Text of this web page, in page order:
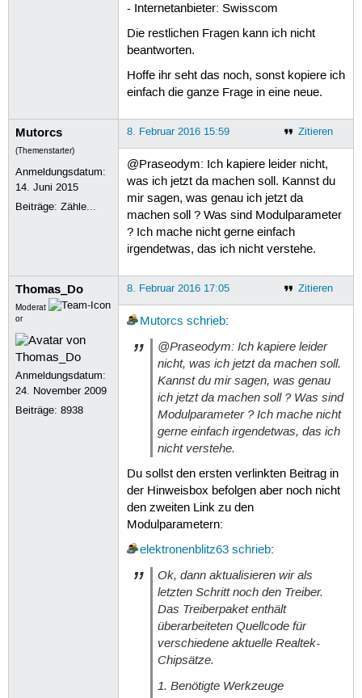
Einträge: 1   Ignoriert: 0
192.168.1.1 dev wlp3s0 lladdr
fe80::ea74:e6ff:fe04:f663 dev
ccm                    20480  1
uvcvideo               90112  0
videobuf2_vmalloc      16384  1
videobuf2_memops       16384  1
videobuf2_core         49152  1
v4l2_common            16384  1
media                  24576  2
sparse_keymap          16384  1
intel_rapl             20480  0
x86_pkg_temp_thermal    16384  0
intel_powerclamp       16384  0
coretemp               16384  0
snd_hda_codec_hdmi     49152  1
snd_hda_codec_realtek    86016  1
kvm                   512000  0
snd_hda_codec         135168  4
snd_hda_core           65536  5
snd_hwdep              16384  1
crc32_pclmul           16384  0
ghash_clmulni_intel    16384  0
snd_pcm               102400  4
arc4                   16384  2
aesni_intel           167936  2
aes_x86_64             20480  1
gf128mul               16384  1 lrw
snd_seq_midi           16384  0
glue_helper            16384  1
snd_seq_midi_event     16384  1
ablk_helper            16384  1
cryptd                 20480  3
rtl8723be              86016  0
snd_seq                69632  2
btcoexist              53248  1
rtl8723_common         24576  1
snd_seq_device         16384  3
rtl_pci                28672  1
snd_timer              32768  2
rtlwifi                77824  2
btusb                  45056  0
- Internetanbieter: Swisscom
Die restlichen Fragen kann ich nicht
beantworten.
Hoffe ihr seht das noch, sonst kopiere ich
einfach die ganze Frage in eine neue.
Mutorcs
(Themenstarter)
Anmeldungsdatum:
14. Juni 2015
Beiträge:Zähle...
Zitieren
8. Februar 2016 15:59
@Praseodym: Ich kapiere leider nicht,
was ich jetzt da machen soll. Kannst du
mir sagen, was genau ich jetzt da
machen soll ? Was sind Modulparameter
? Ich mache nicht gerne einfach
irgendetwas, das ich nicht verstehe.
Thomas_Do
Moderat
or
Anmeldungsdatum:
24. November 2009
Beiträge:8938
Zitieren
8. Februar 2016 17:05
Mutorcs schrieb:
@Praseodym: Ich kapiere leider
nicht, was ich jetzt da machen soll.
Kannst du mir sagen, was genau
ich jetzt da machen soll ? Was sind
Modulparameter ? Ich mache nicht
gerne einfach irgendetwas, das ich
nicht verstehe.
Du sollst den ersten verlinkten Beitrag in
der Hinweisbox befolgen aber noch nicht
den zweiten Link zu den
Modulparametern:
elektronenblitz63 schrieb:
Ok, dann aktualisieren wir als
letzten Schritt noch den Treiber.
Das Treiberpaket enthält
überarbeiteten Quellcode für
verschiedene aktuelle Realtek-
Chipsätze.
1. Benötigte Werkzeuge